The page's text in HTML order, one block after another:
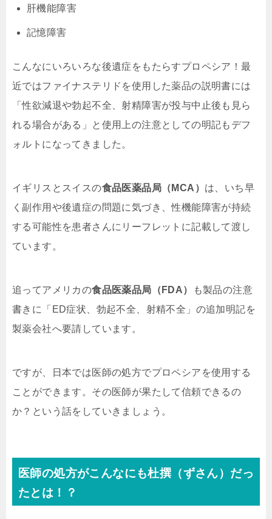
肝機能障害
記憶障害
こんなにいろいろな後遺症をもたらすプロペシア！最
近ではファイナステリドを使用した薬品の説明書には
「性欲減退や勃起不全、射精障害が投与中止後も見ら
れる場合がある」と使用上の注意としての明記もデフ
ォルトになってきました。
イギリスとスイスの食品医薬品局（MCA） は、いち早
く副作用や後遺症の問題に気づき、性機能障害が持続
する可能性を患者さんにリーフレットに記載して渡し
ています。
追ってアメリカの食品医薬品局（FDA）
も製品の注意
書きに「ED症状、勃起不全、射精不全」の追加明記を
製薬会社へ要請しています。
ですが、日本では医師の処方でプロペシアを使用する
ことができます。その医師が果たして信頼できるの
か？という話をしていきましょう。
医師の処方がこんなにも杜撰（ずさん）だっ
たとは！？